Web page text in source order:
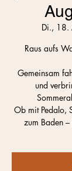
Di., 18.
Raus aufs
Gemeinsam
und
Ob mit Pedalo,
zum Baden